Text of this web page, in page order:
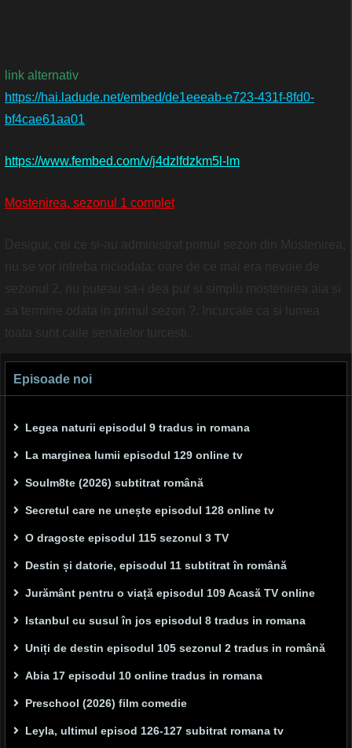
link alternativ
https://hai.ladude.net/embed/de1eeeab-e723-431f-8fd0-
bf4cae61aa01
https://www.fembed.com/v/j4dzlfdzkm5l-lm
Mostenirea, sezonul 1 complet
Episoade noi
Legea naturii episodul 9 tradus in romana
La marginea lumii episodul 129 online tv
Soulm8te (2026) subtitrat română
Secretul care ne unește episodul 128 online tv
O dragoste episodul 115 sezonul 3 TV
Destin și datorie, episodul 11 subtitrat în română
Jurământ pentru o viață episodul 109 Acasă TV online
Istanbul cu susul în jos episodul 8 tradus in romana
Uniți de destin episodul 105 sezonul 2 tradus in română
Abia 17 episodul 10 online tradus in romana
Preschool (2026) film comedie
Leyla, ultimul episod 126-127 subitrat romana tv